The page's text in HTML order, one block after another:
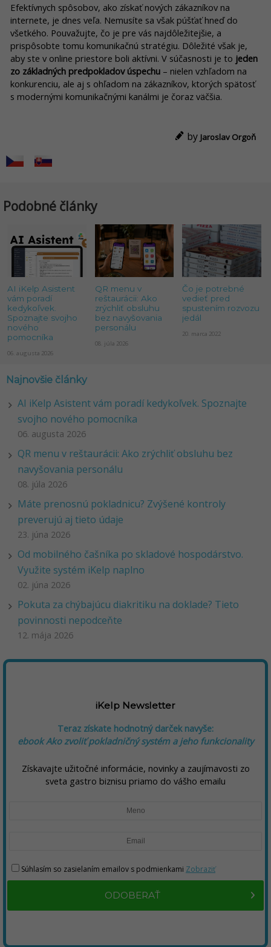
Efektívnych spôsobov, ako získať nových zákazníkov na
internete, je dnes veľa. Nemusíte sa však púšťať hneď do
všetkého. Pouvažujte, čo je pre vás najdôležitejšie, a
prispôsobte tomu komunikačnú stratégiu. Dôležité však je,
aby ste v online priestore boli aktívni. V súčasnosti je to jeden
zo základných predpokladov úspechu – nielen vzhľadom na
konkurenciu, ale aj s ohľadom na zákazníkov, ktorých spätosť
s modernými komunikačnými kanálmi je čoraz väčšia.
by Jaroslav Orgoň
Podobné články
AI iKelp Asistent
vám poradí
kedykoľvek.
Spoznajte svojho
nového
pomocníka
06. augusta 2026
QR menu v
reštaurácii: Ako
zrýchliť obsluhu
bez navyšovania
personálu
08. júla 2026
Čo je potrebné
vedieť pred
spustením rozvozu
jedál
20. marca 2022
Najnovšie články
AI iKelp Asistent vám poradí kedykoľvek. Spoznajte
svojho nového pomocníka
06. augusta 2026
QR menu v reštaurácii: Ako zrýchliť obsluhu bez
navyšovania personálu
08. júla 2026
Máte prenosnú pokladnicu? Zvýšené kontroly
preverujú aj tieto údaje
23. júna 2026
Od mobilného čašníka po skladové hospodárstvo.
Využite systém iKelp naplno
02. júna 2026
Pokuta za chýbajúcu diakritiku na doklade? Tieto
povinnosti nepodceňte
12. mája 2026
iKelp Newsletter
Teraz získate hodnotný darček navyše:
ebook Ako zvoliť pokladničný systém a jeho funkcionality
Získavajte užitočné informácie, novinky a zaujímavosti zo
sveta gastro biznisu priamo do vášho emailu
Súhlasím so zasielaním emailov s podmienkami Zobraziť
ODOBERAŤ